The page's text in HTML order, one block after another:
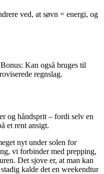
ved, at søvn = energi, og
Kan også bruges til
regnslag.
og håndsprit – fordi selv en
et rent ansigt.
nyt under solen for
vi forbinder med prepping,
Det sjove er, at man kan
kalde det en weekendtur